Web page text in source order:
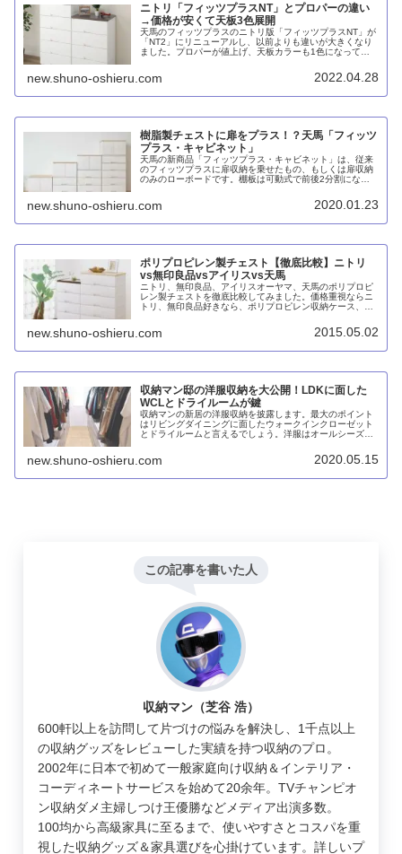
ニトリ「フィッツプラスNT」とプロパーの違い
→価格が安くて天板3色展開
天馬のフィッツプラスのニトリ版「フィッツプラスNT」が
「NT2」にリニューアルし、以前よりも違いが大きくなり
ました。プロパーが値上げ、天板カラーも1色になってし
を維持して、相対的に魅力がアップしています。
new.shuno-oshieru.com 2022.04.28
樹脂製チェストに扉をプラス！？天馬「フィッツ
プラス・キャビネット」
天馬の新商品「フィッツプラス・キャビネット」は、従来
のフィッツプラスに扉収納を乗せたもの、もしくは扉収納
のみのローボードです。棚板は可動式で前後2分割になっ
収納スペースを確保できるのは、天馬らしい気配りだと思
います。
new.shuno-oshieru.com 2020.01.23
ポリプロピレン製チェスト【徹底比較】ニトリ
vs無印良品vsアイリスvs天馬
ニトリ、無印良品、アイリスオーヤマ、天馬のポリプロピ
レン製チェストを徹底比較してみました。価格重視ならニ
トリ、無印良品好きなら、ポリプロピレン収納ケース、ア
プチェストも良いし、もっとも理想的なのは天馬のフィッ
ツプラス。
new.shuno-oshieru.com 2015.05.02
収納マン邸の洋服収納を大公開！LDKに面した
WCLとドライルームが鍵
収納マンの新居の洋服収納を披露します。最大のポイント
はリビングダイニングに面したウォークインクローゼット
とドライルームと言えるでしょう。洋服はオールシーズン
あるドライルームは部屋干しはもちろん、取り入れた洗濯
物を隠しておくにも最適です。
new.shuno-oshieru.com 2020.05.15
この記事を書いた人
収納マン（芝谷 浩）
600軒以上を訪問して片づけの悩みを解決し、1千点以上
の収納グッズをレビューした実績を持つ収納のプロ。
2002年に日本で初めて一般家庭向け収納＆インテリア・
コーディネートサービスを始めて20余年。TVチャンピオ
ン収納ダメ主婦しつけ王優勝などメディア出演多数。
100均から高級家具に至るまで、使いやすさとコスパを重
視した収納グッズ＆家具選びを心掛けています。詳しいプ